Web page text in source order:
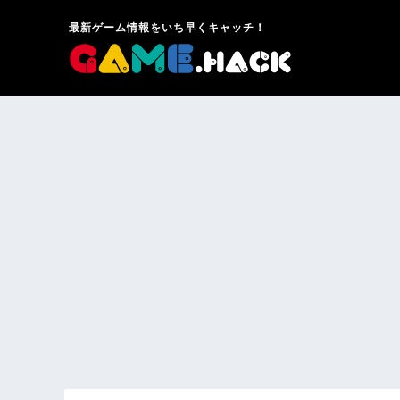
最新ゲーム情報をいち早くキャッチ！